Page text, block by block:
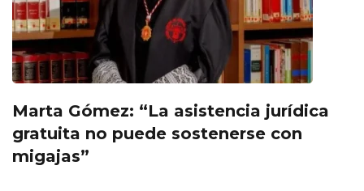
Marta Gómez: “La asistencia jurídica
gratuita no puede sostenerse con
migajas”